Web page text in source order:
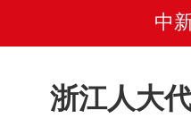
中
浙江人大